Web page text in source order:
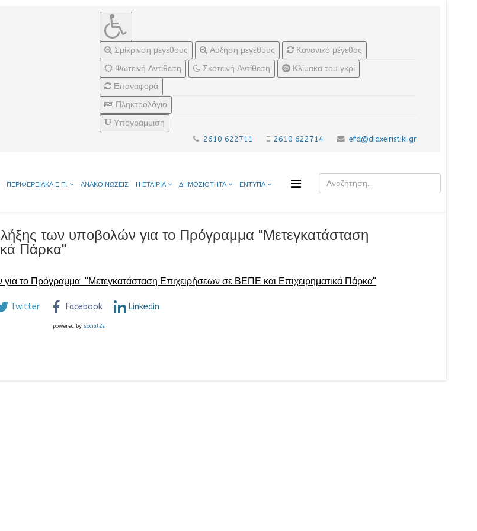
Σμίκρινση μεγέθους Αύξηση μεγέθους
Κανονικό μέγεθος
Φωτεινή Αντίθεση
Σκοτεινή Αντίθεση
Κλίμακα του γκρί
Επαναφορά
Πληκτρολόγιο
Υπογράμμιση
2610 622711 2610 622714 efd@diaxeiristiki.gr
ΠΕΡΙΦΕΡΕΙΑΚΑ Ε.Π. ΑΝΑΚΟΙΝΩΣΕΙΣ Η ΕΤΑΙΡΙΑ ΔΗΜΟΣΙΟΤΗΤΑ ΕΝΤΥΠΑ
λήξης των υποβολών για το Πρόγραμμα "Μετεγκατάσταση
Πάρκα"
το Πρόγραμμα "Μετεγκατάσταση Επιχειρήσεων σε ΒΕΠΕ και Επιχειρηματικά Πάρκα"
Twitter Facebook Linkedin
powered by social2s